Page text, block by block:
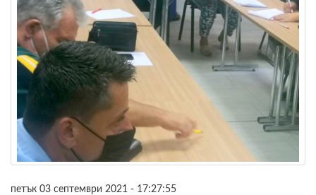
петък 03 септември 2021 - 17:27:55